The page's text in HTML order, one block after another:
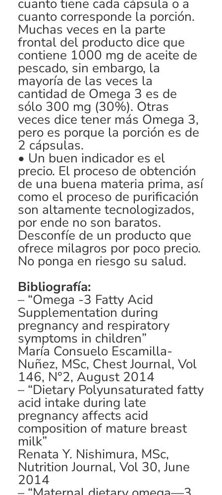
cuanto tiene cada cápsula o a
cuanto corresponde la porción.
Muchas veces en la parte
frontal del producto dice que
contiene 1000 mg de aceite de
pescado, sin embargo, la
mayoría de las veces la
cantidad de Omega 3 es de
sólo 300 mg (30%). Otras
veces dice tener más Omega 3,
pero es porque la porción es de
2 cápsulas.
• Un buen indicador es el
precio. El proceso de obtención
de una buena materia prima, así
como el proceso de purificación
son altamente tecnologizados,
por ende no son baratos.
Desconfíe de un producto que
ofrece milagros por poco precio.
No ponga en riesgo su salud.
Bibliografía:
– “Omega -3 Fatty Acid
Supplementation during
pregnancy and respiratory
symptoms in children”
María Consuelo Escamilla-
Nuñez, MSc, Chest Journal, Vol
146, N°2, August 2014
– “Dietary Polyunsaturated fatty
acid intake during late
pregnancy affects acid
composition of mature breast
milk”
Renata Y. Nishimura, MSc,
Nutrition Journal, Vol 30, June
2014